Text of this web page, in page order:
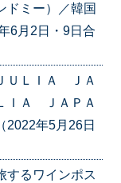
ドミー）／韓国
6月2日・9日合
ＵＬＩＡ ＪＡ
ＩＡ ＪＡＰＡ
2022年5月26日
するワインポス